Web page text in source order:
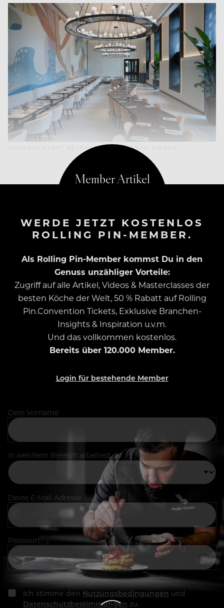
DONNERSMARKT RESTAURANT, ALMANAC VIENNA
WERDE JETZT KOSTENLOS
ROLLING PIN-MEMBER.
Als Rolling Pin-Member kommst Du in den
Genuss unzähliger Vorteile:
Zugriff auf alle Artikel, Videos & Masterclasses der
besten Köche der Welt, 50 % Rabatt auf Rolling
Pin.Convention Tickets, Exklusive Branchen-
Insights & Inspiration u.v.m.
Und das vollkommen kostenlos.
Bereits über 120.000 Member.
Login für bestehende Member
Dein Vorname
In welchem Bereich arbeitest du
Deine E-Mail Adresse
Passwort
Ich stimme den Nutzungsbedingungen und
Datenschutzbestimmungen zu.